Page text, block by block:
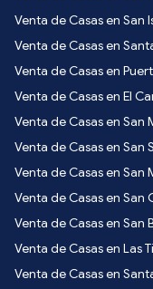
Venta de Casas en San
Venta de Casas en
Venta de Casas en
Venta de Casas en El
Venta de Casas en San
Venta de Casas en San
Venta de Casas en San
Venta de Casas en San
Venta de Casas en San
Venta de Casas en Las
Venta de Casas en